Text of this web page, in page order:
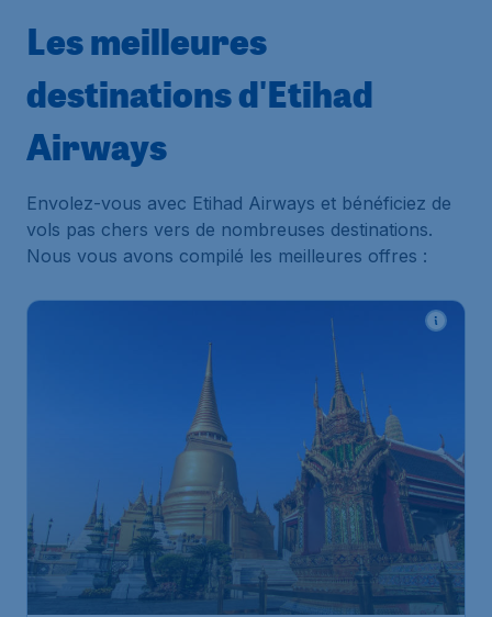
Les meilleures
destinations d'Etihad
Airways
Envolez-vous avec Etihad Airways et bénéficiez de
vols pas chers vers de nombreuses destinations.
Nous vous avons compilé les meilleures offres :
Thailande
Bangkok
€ 501*
à partir de